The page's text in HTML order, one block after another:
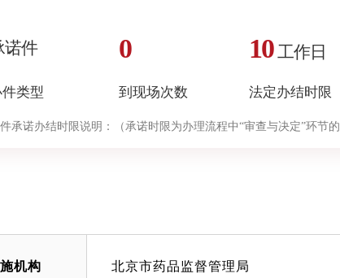
诺件
件类型
0
到现场次数
10工作日
法定办结时限
承诺办结时限说明： （承诺时限为办理流程中“审查与决定”环节的
机构 北京市药品监督管理局